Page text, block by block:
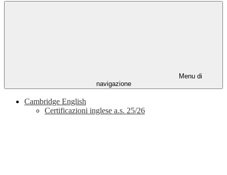
Menu di
navigazione
Cambridge English
Certificazioni inglese a.s. 25/26